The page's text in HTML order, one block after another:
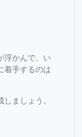
浮かんで、い
着手するのは
ましょう。